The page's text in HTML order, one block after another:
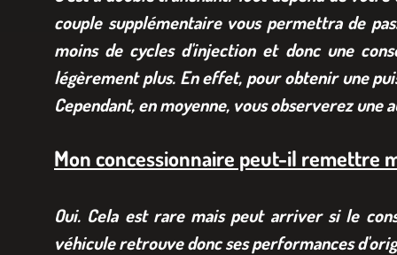
couple supplémentaire vous permettra de
moins de cycles d'injection et donc une
légèrement plus. En effet, pour obtenir une
Cependant, en moyenne, vous observerez
Mon concessionnaire peut-il remettre
Oui. Cela est rare mais peut arriver si le
véhicule retrouve donc ses performances